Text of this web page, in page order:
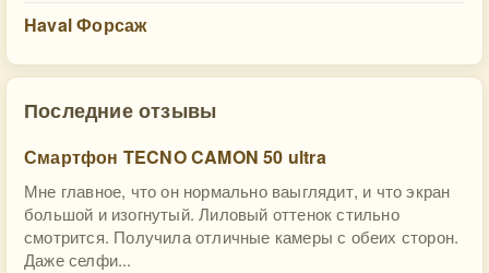
Haval Форсаж
Последние отзывы
Смартфон TECNO CAMON 50 ultra
Мне главное, что он нормально ваыглядит, и что экран
большой и изогнутый. Лиловый оттенок стильно
смотрится. Получила отличные камеры с обеих сторон.
Даже селфи...